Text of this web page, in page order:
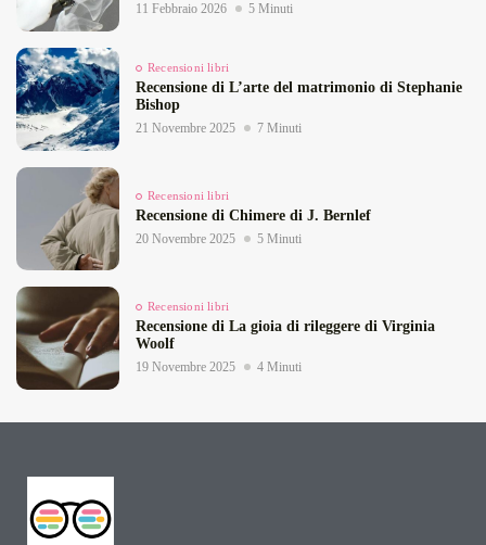
11 Febbraio 2026 5 Minuti
Recensioni libri
Recensione di L’arte del matrimonio di Stephanie
Bishop
21 Novembre 2025 7 Minuti
Recensioni libri
Recensione di Chimere di J. Bernlef
20 Novembre 2025 5 Minuti
Recensioni libri
Recensione di La gioia di rileggere di Virginia
Woolf
19 Novembre 2025 4 Minuti